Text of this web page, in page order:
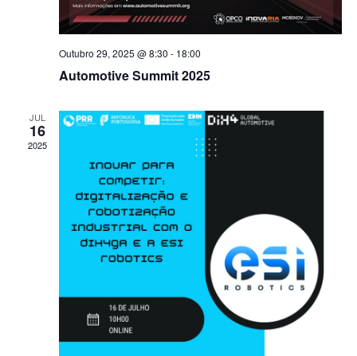
Outubro 29, 2025 @ 8:30 - 18:00
Automotive Summit 2025
JUL
16
2025